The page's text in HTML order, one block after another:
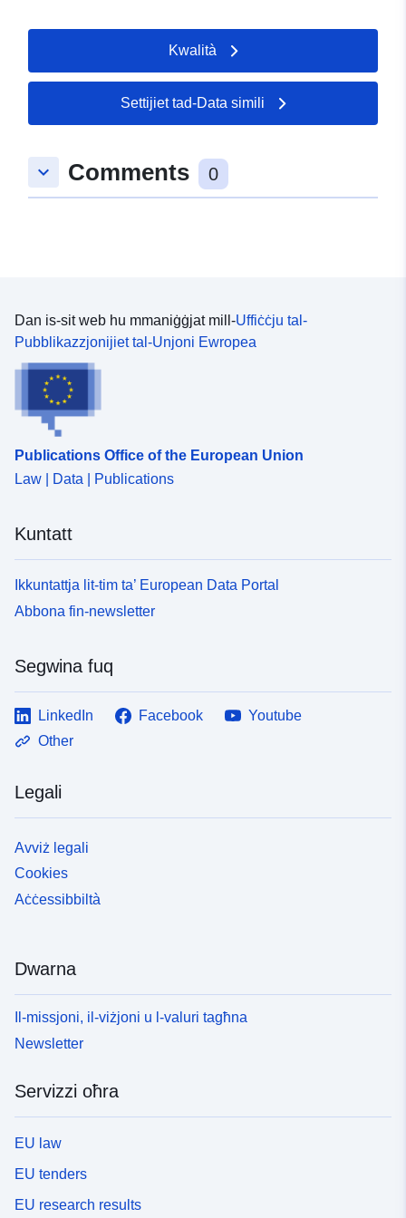
Kwalità
Settijiet tad-Data simili
keyboard_arrow_down Comments 0
Dan is-sit web hu mmaniġġjat mill-Uffiċċju tal-
Pubblikazzjonijiet tal-Unjoni Ewropea
Publications Office of the European Union
Law | Data | Publications
Kuntatt
Ikkuntattja lit-tim ta’ European Data Portal
Abbona fin-newsletter
Segwina fuq
LinkedIn Facebook
Youtube
Other
Legali
Avviż legali
Cookies
Aċċessibbiltà
Dwarna
Il-missjoni, il-viżjoni u l-valuri tagħna
Newsletter
Servizzi oħra
EU law
EU tenders
EU research results